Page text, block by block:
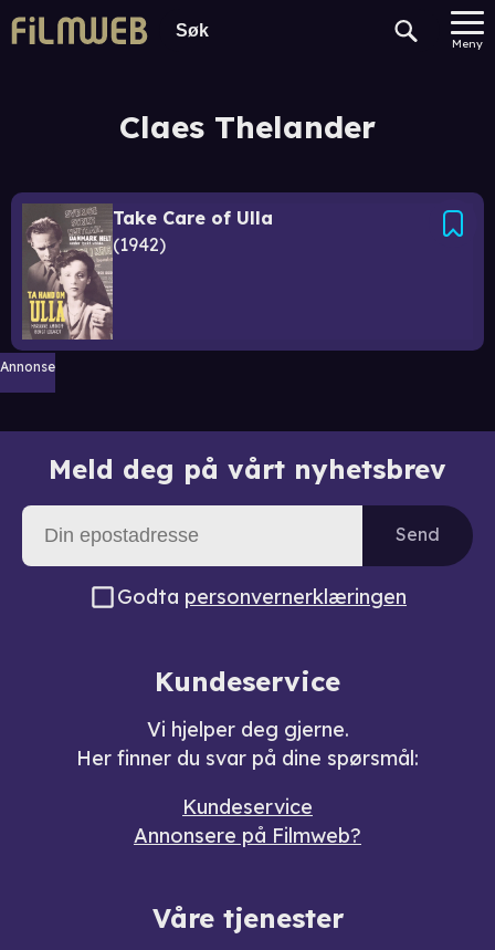
Meny
Claes Thelander
Take Care of Ulla
1942
Annonse
Meld deg på vårt nyhetsbrev
Send
Godta personvernerklæringen
Kundeservice
Vi hjelper deg gjerne.
Her finner du svar på dine spørsmål:
Kundeservice
Annonsere på Filmweb?
Våre tjenester